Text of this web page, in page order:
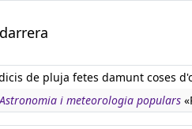
de pluja fetes damunt coses
Astronomia i meteorologia populars